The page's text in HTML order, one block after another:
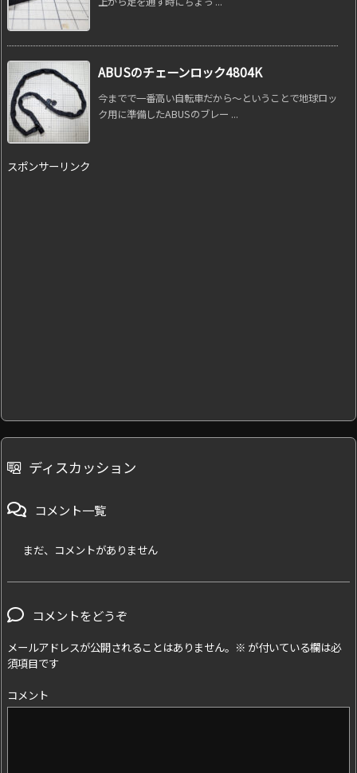
ABUSのチェーンロック4804K
今までで一番高い自転車だから～ということで地球ロッ
ク用に準備したABUSのブレー ...
スポンサーリンク
ディスカッション
コメント一覧
まだ、コメントがありません
コメントをどうぞ
メールアドレスが公開されることはありません。 ※ が付いている欄は必
須項目です
コメント